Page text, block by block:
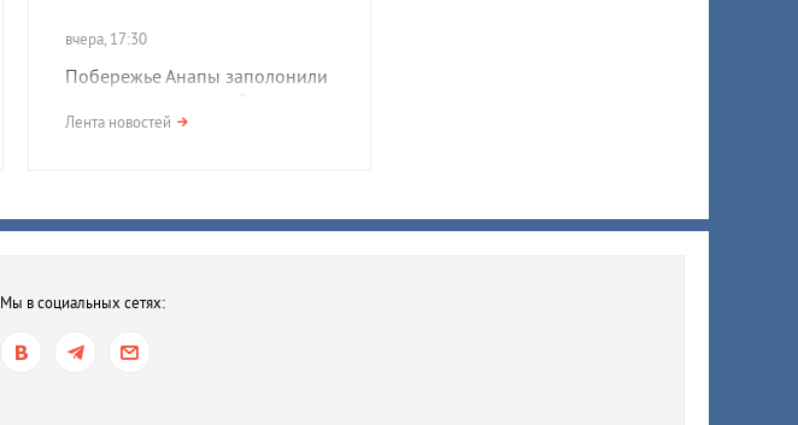
вчера, 17:30
Побережье Анапы заполонили
медузы-корнероты. Они
опасны?
Сильная жара и дожди. Узнали,
какую погоду ждать в
Лента новостей
Мы в социальных сетях: